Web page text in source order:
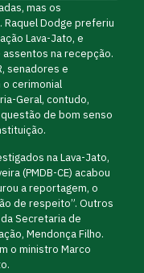
mas os
Dodge preferiu
Lava-Jato, e
na recepção.
senadores e
cerimonial
Geral, contudo,
de bom senso
na Lava-Jato,
(PMDB-CE) acabou
a reportagem, o
de respeito”. Outros
Secretaria de
Mendonça Filho.
o ministro Marco